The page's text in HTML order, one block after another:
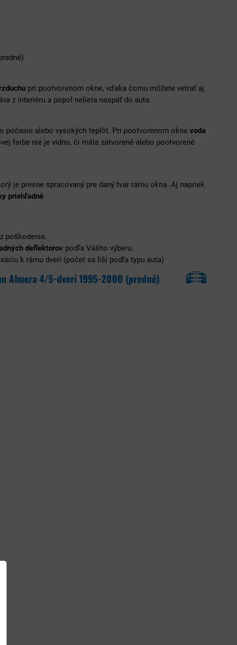
pri pootvorenom okne, vďaka čomu môžete vetrať aj
z interiéru a popol nelieta naspäť do auta.
počasie alebo vysokých teplôt. Pri pootvorenom okne voda
farbe nie je vidno, či máte zatvorené alebo pootvorené
je presne spracovaný pre daný tvar rámu okna. Aj napriek
priehľadné.
poškodenia.
deflektorov podľa Vášho výberu.
k rámu dverí (počet sa líši podľa typu auta)
Almera 4/5-dverí 1995-2000 (predné)